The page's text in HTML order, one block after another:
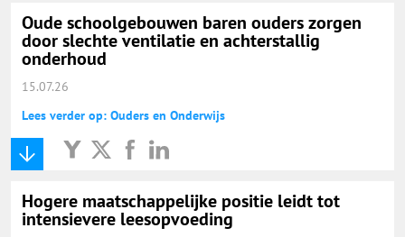
Oude schoolgebouwen baren ouders zorgen
door slechte ventilatie en achterstallig
onderhoud
15.07.26
Lees verder op: Ouders en Onderwijs
Hogere maatschappelijke positie leidt tot
intensievere leesopvoeding